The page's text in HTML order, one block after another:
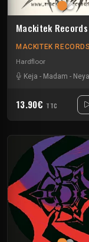
Mackitek Records
MACKITEK RECORDS
Hardfloor
Keja - Madam - Neya
13.90€ TTC